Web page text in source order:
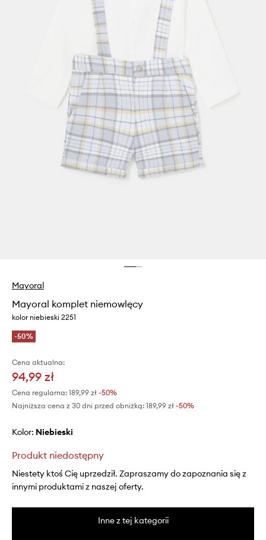
Mayoral
Mayoral komplet niemowlęcy
kolor niebieski 2251
-50%
Cena aktualna:
94,99 zł
Cena regularna: 189,99 zł -50%
Najniższa cena z 30 dni przed obniżką: 189,99 zł -50%
Kolor: niebieski
Produkt niedostępny
Niestety ktoś Cię uprzedził. Zapraszamy do zapoznania się z
innymi produktami z naszej oferty.
Inne z tej kategorii